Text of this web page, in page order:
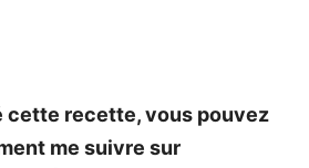
cette recette, vous pouvez
me suivre sur